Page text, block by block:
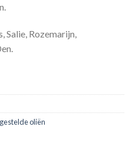
Salie, Rozemarijn,
oliën